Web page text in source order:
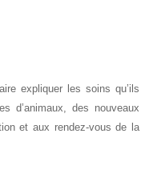
expliquer les soins qu’ils
d’animaux, des nouveaux
et aux rendez-vous de la